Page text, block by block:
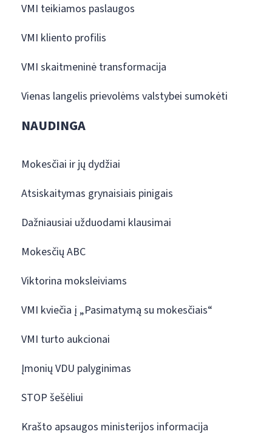
VMI teikiamos paslaugos
VMI kliento profilis
VMI skaitmeninė transformacija
Vienas langelis prievolėms valstybei sumokėti
NAUDINGA
Mokesčiai ir jų dydžiai
Atsiskaitymas grynaisiais pinigais
Dažniausiai užduodami klausimai
Mokesčių ABC
Viktorina moksleiviams
VMI kviečia į „Pasimatymą su mokesčiais“
VMI turto aukcionai
Įmonių VDU palyginimas
STOP šešėliui
Krašto apsaugos ministerijos informacija